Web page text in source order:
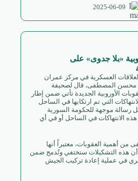
2025-06-09
«بلا جدوى» على
العسكرية في مركز عمران
محسن المصطفى، قال لصحيفة
الأوروبية الجديدة تأتي ضمن إطار
التي تم ارتكابها في الساحل
رسالة موجهة للحكومة السورية
هذه الانتهاكات في الساحل أو في أي
أهمية العقوبات، معتبراً أنها
هذه التشكيلات ستختفي وتُدمج ضمن
في عملية إعادة تركيب الجيش